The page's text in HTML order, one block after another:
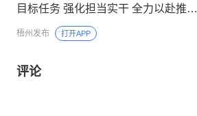
目标任务 强化担当实干 全力以赴推动
经济高质量发展
梧州发布 打开APP
评论